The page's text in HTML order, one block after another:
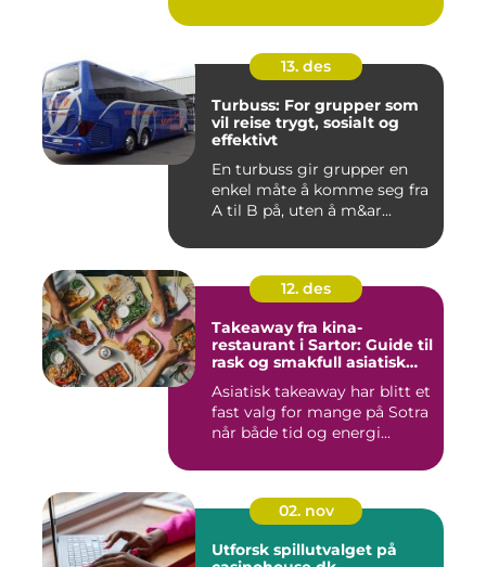
13. des
Turbuss: For grupper som
vil reise trygt, sosialt og
effektivt
En turbuss gir grupper en
enkel måte å komme seg fra
A til B på, uten å m&ar...
12. des
Takeaway fra kina-
restaurant i Sartor: Guide til
rask og smakfull asiatisk
Asiatisk takeaway har blitt et
fast valg for mange på Sotra
når både tid og energi...
02. nov
Utforsk spillutvalget på